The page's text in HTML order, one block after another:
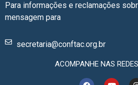
Para informações e reclamações
mensagem para
secretaria@conftac.org.br
ACOMPANHE NAS